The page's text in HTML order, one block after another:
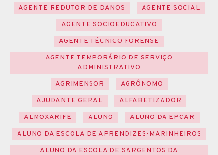
AGENTE REDUTOR DE DANOS
AGENTE SOCIAL
AGENTE SOCIOEDUCATIVO
AGENTE TÉCNICO FORENSE
AGENTE TEMPORÁRIO DE SERVIÇO
ADMINISTRATIVO
AGRIMENSOR
AGRÔNOMO
AJUDANTE GERAL
ALFABETIZADOR
ALMOXARIFE
ALUNO
ALUNO DA EPCAR
ALUNO DA ESCOLA DE APRENDIZES-MARINHEIROS
ALUNO DA ESCOLA DE SARGENTOS DA